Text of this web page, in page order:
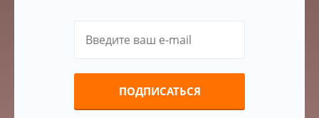
ПОДПИСАТЬСЯ